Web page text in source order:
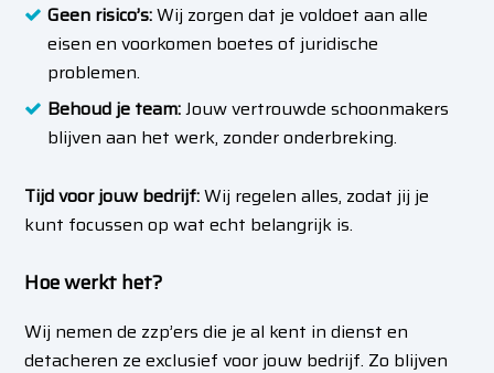
Geen risico’s:Wij zorgen dat je voldoet aan alle
eisen en voorkomen boetes of juridische
problemen.
Behoud je team:Jouw vertrouwde schoonmakers
blijven aan het werk, zonder onderbreking.
Tijd voor jouw bedrijf:Wij regelen alles, zodat jij je
kunt focussen op wat echt belangrijk is.
Hoe werkt het?
Wij nemen de zzp’ers die je al kent in dienst en
detacheren ze exclusief voor jouw bedrijf. Zo blijven